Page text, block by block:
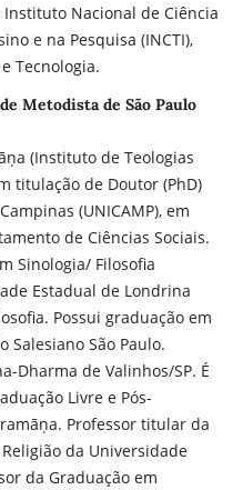
Nacional de Ciência
e na Pesquisa (INCTI),
Tecnologia.
Metodista de São Paulo
(Instituto de Teologias
titulação de Doutor (PhD)
(UNICAMP), em
de Ciências Sociais.
Sinologia/ Filosofia
Estadual de Londrina
Possui graduação em
São Paulo.
Dharma de Valinhos/SP. É
Livre e Pós-
Professor titular da
da Universidade
da Graduação em